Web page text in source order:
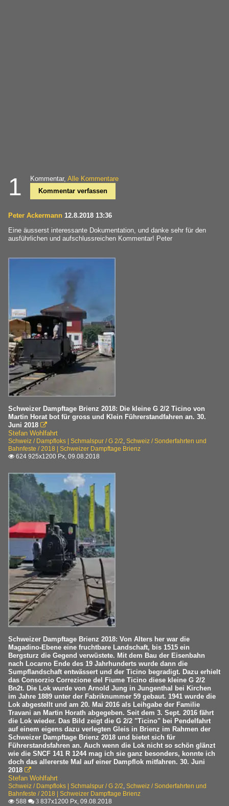
1 Kommentar, Alle Kommentare
Kommentar verfassen
Peter Ackermann 12.8.2018 13:36
Eine äusserst interessante Dokumentation, und danke sehr für den
ausführlichen und aufschlussreichen Kommentar! Peter
Schweizer Dampftage Brienz 2018: Die kleine G 2/2 Ticino von
Martin Horat bot für gross und Klein Führerstandfahren an. 30.
Juni 2018 
Stefan Wohlfahrt
Schweiz / Dampfloks | Schmalspur / G 2/2, Schweiz / Sonderfahrten und
Bahnfeste / 2018 | Schweizer Dampftage Brienz
 624 925x1200 Px, 09.08.2018
Schweizer Dampftage Brienz 2018: Von Alters her war die
Magadino-Ebene eine fruchtbare Landschaft, bis 1515 ein
Bergsturz die Gegend verwüstete. Mit dem Bau der Eisenbahn
nach Locarno Ende des 19 Jahrhunderts wurde dann die
Sumpflandschaft entwässert und der Ticino begradigt. Dazu erhielt
das Consorzio Correzione del Fiume Ticino diese kleine G 2/2
Bn2t. Die Lok wurde von Arnold Jung in Jungenthal bei Kirchen
im Jahre 1889 unter der Fabriknummer 59 gebaut. 1941 wurde die
Lok abgestellt und am 20. Mai 2016 als Leihgabe der Familie
Travani an Martin Horath abgegeben. Seit dem 3. Sept. 2016 fährt
die Lok wieder. Das Bild zeigt die G 2/2 "Ticino" bei Pendelfahrt
auf einem eigens dazu verlegten Gleis in Brienz im Rahmen der
Schweizer Dampftage Brienz 2018 und bietet sich für
Führerstandsfahren an. Auch wenn die Lok nicht so schön glänzt
wie die SNCF 141 R 1244 mag ich sie ganz besonders, konnte ich
doch das allererste Mal auf einer Dampflok mitfahren. 30. Juni
2018 
Stefan Wohlfahrt
Schweiz / Dampfloks | Schmalspur / G 2/2, Schweiz / Sonderfahrten und
Bahnfeste / 2018 | Schweizer Dampftage Brienz
 588  3 837x1200 Px, 09.08.2018